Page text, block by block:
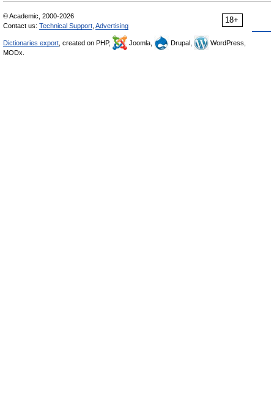
18+
© Academic, 2000-2026
Contact us: Technical Support Advertising
Dictionaries export , created on PHP, Joomla, Drupal,
WordPress,
MODx.